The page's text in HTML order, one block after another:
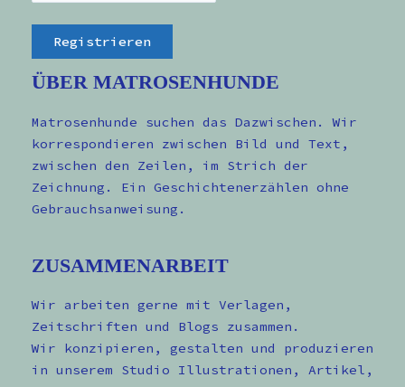
ÜBER MATROSENHUNDE
Matrosenhunde suchen das Dazwischen. Wir
korrespondieren zwischen Bild und Text,
zwischen den Zeilen, im Strich der
Zeichnung. Ein Geschichtenerzählen ohne
Gebrauchsanweisung.
ZUSAMMENARBEIT
Wir arbeiten gerne mit Verlagen,
Zeitschriften und Blogs zusammen.
Wir konzipieren, gestalten und produzieren
in unserem Studio Illustrationen, Artikel,